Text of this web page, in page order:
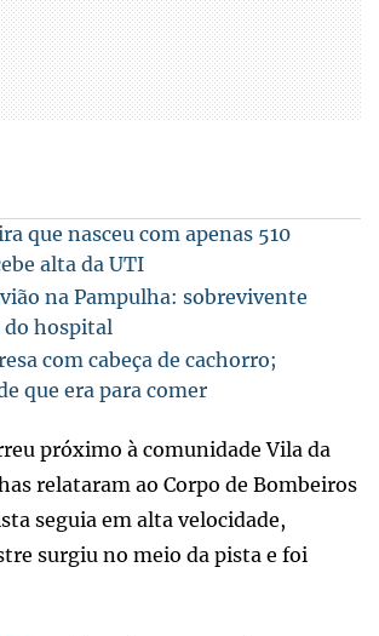
que nasceu com apenas 510
alta da UTI
na Pampulha: sobrevivente
do hospital
com cabeça de cachorro;
que era para comer
próximo à comunidade Vila da
relataram ao Corpo de Bombeiros
seguia em alta velocidade,
surgiu no meio da pista e foi